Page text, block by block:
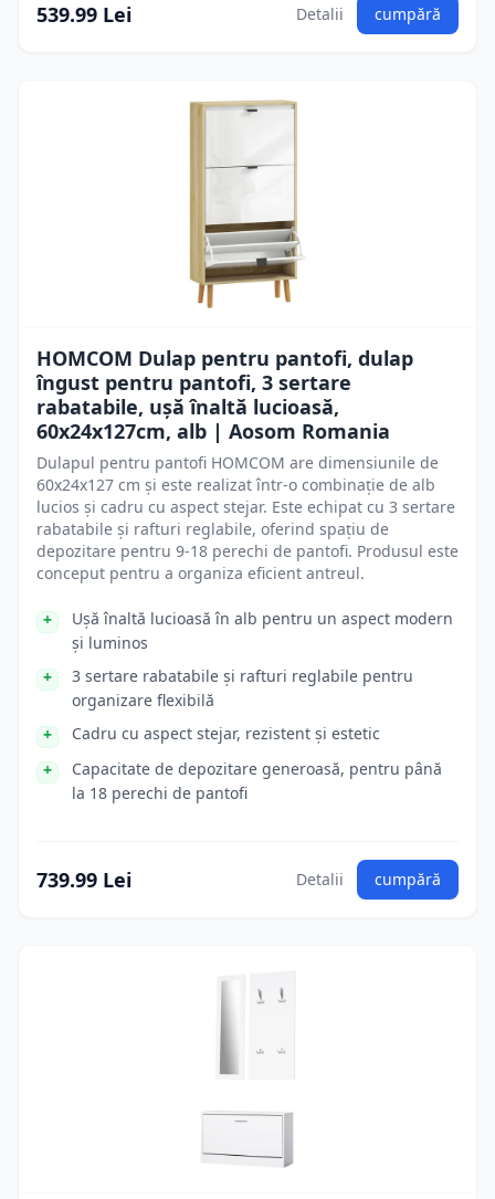
539.99 Lei Detalii cumpără
HOMCOM Dulap pentru pantofi, dulap
îngust pentru pantofi, 3 sertare
rabatabile, ușă înaltă lucioasă,
60x24x127cm, alb | Aosom Romania
Dulapul pentru pantofi HOMCOM are dimensiunile de
60x24x127 cm și este realizat într-o combinație de alb
lucios și cadru cu aspect stejar. Este echipat cu 3 sertare
rabatabile și rafturi reglabile, oferind spațiu de
depozitare pentru 9-18 perechi de pantofi. Produsul este
conceput pentru a organiza eficient antreul.
Ușă înaltă lucioasă în alb pentru un aspect modern
și luminos
3 sertare rabatabile și rafturi reglabile pentru
organizare flexibilă
Cadru cu aspect stejar, rezistent și estetic
Capacitate de depozitare generoasă, pentru până
la 18 perechi de pantofi
739.99 Lei Detalii cumpără